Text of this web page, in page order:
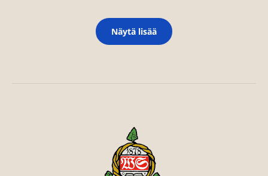
Näytä lisää